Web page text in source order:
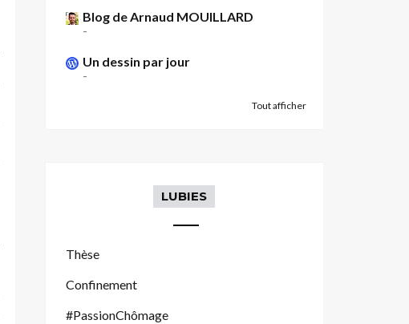
Blog de Arnaud MOUILLARD
-
Un dessin par jour
-
Tout afficher
LUBIES
Thèse
Confinement
#PassionChômage